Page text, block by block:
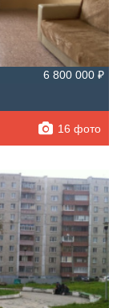
6 800 000 ₽
16 фото